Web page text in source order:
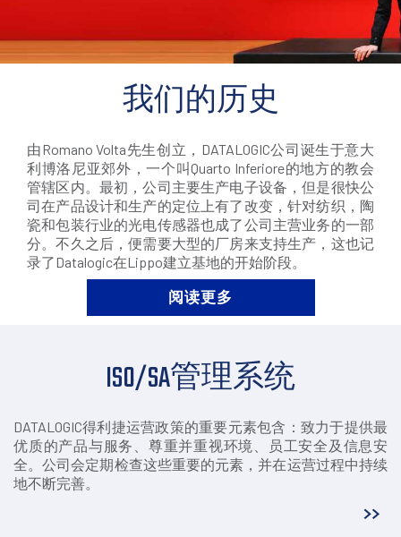
我们的历史
由Romano Volta先生创立，DATALOGIC公司诞生于意大
利博洛尼亚郊外，一个叫Quarto Inferiore的地方的教会
管辖区内。最初，公司主要生产电子设备，但是很快公
司在产品设计和生产的定位上有了改变，针对纺织，陶
瓷和包装行业的光电传感器也成了公司主营业务的一部
分。不久之后，便需要大型的厂房来支持生产，这也记
录了Datalogic在Lippo建立基地的开始阶段。
阅读更多
ISO/SA管理系统
DATALOGIC得利捷运营政策的重要元素包含：致力于提供最
优质的产品与服务、尊重并重视环境、员工安全及信息安
全。公司会定期检查这些重要的元素，并在运营过程中持续
地不断完善。